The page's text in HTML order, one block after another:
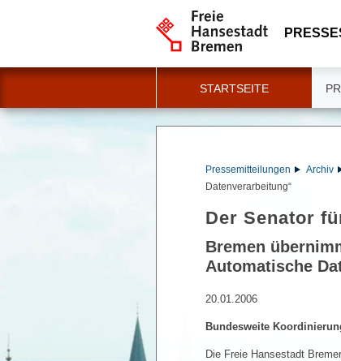
STARTSEITE
Pressemitteilungen Archiv
Datenverarbeitung“
Der Senator
Bremen
Automatische
20.01.2006
Bundesweite
Die Freie Hansestadt